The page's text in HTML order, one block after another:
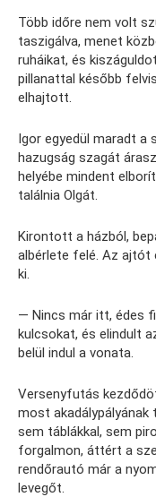
Több időre nem volt
taszigálva, menet
ruháikat, és
pillanattal később
elhajtott.
Igor egyedül maradt a
hazugság szagát
helyébe mindent
találnia Olgát.
Kirontott a házból,
albérlete felé. Az
ki.
— Nincs már itt, édes
kulcsokat, és elindult
belül indul a vonata.
Versenyfutás
most
sem táblákkal, sem
forgalmon, áttért a
rendőrautó már a
levegőt.